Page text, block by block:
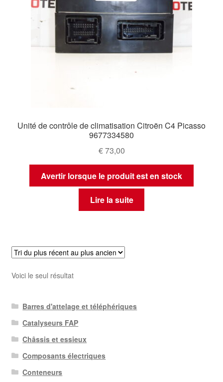
Unité de contrôle de climatisation Citroën C4 Picasso
9677334580
€73,00
Avertir lorsque le produit est en stock
Lire la suite
Voici le seul résultat
Barres d'attelage et téléphériques
Catalyseurs FAP
Châssis et essieux
Composants électriques
Conteneurs